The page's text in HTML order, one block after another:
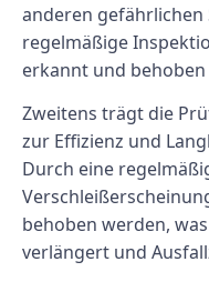
anderen
regelmäßige
erkannt und
Zweitens trägt die
zur Effizienz und
Durch eine
behoben werden,
verlängert und